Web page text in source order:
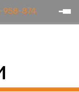
958-874